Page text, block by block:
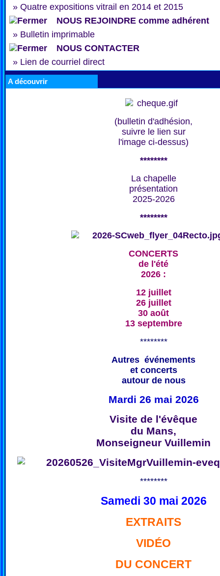
» Quatre expositions vitrail en 2014 et 2015
NOUS REJOINDRE comme adhérent
» Bulletin imprimable
NOUS CONTACTER
» Lien de courriel direct
A découvrir
(bulletin d'adhésion,
suivre le lien sur
l'image ci-dessus)
********
La chapelle
présentation
2025-2026
********
CONCERTS
de l'été
2026 :
12 juillet
26 juillet
30 août
13 septembre
********
Autres événements
et concerts
autour de nous
Mardi 26 mai 2026
Visite de l'évêque
du Mans,
Monseigneur Vuillemin
********
Samedi 30 mai 2026
EXTRAITS
VIDÉO
DU CONCERT